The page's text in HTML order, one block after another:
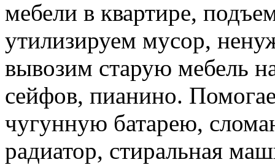
мебели в квартире,
утилизируем мусор,
вывозим старую мебель
сейфов, пианино.
чугунную батарею,
радиатор, стиральная